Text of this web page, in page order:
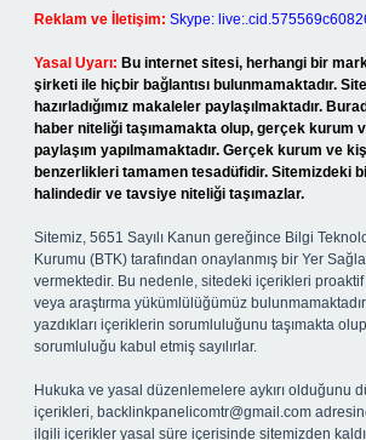
Reklam ve İletişim: Skype:
Yasal Uyarı: Bu internet sitesi, herhangi bir
şirketi ile hiçbir bağlantısı bulunmamaktadır.
hazırladığımız makaleler paylaşılmaktadır.
haber niteliği taşımamakta olup, gerçek kurum
paylaşım yapılmamaktadır. Gerçek kurum ve
benzerlikleri tamamen tesadüfidir. Sitemizdeki
halindedir ve tavsiye niteliği taşımazlar.
Sitemiz, 5651 Sayılı Kanun gereğince Bilgi
Kurumu (BTK) tarafından onaylanmış bir Yer
vermektedir. Bu nedenle, sitedeki içerikleri
veya araştırma yükümlülüğümüz
yazdıkları içeriklerin sorumluluğunu taşımakta
sorumluluğu kabul etmiş sayılırlar.
Hukuka ve yasal düzenlemelere aykırı olduğunu
içerikleri, backlinkpanelicomtr@gmail.com
ilgili içerikler yasal süre içerisinde sitemizden